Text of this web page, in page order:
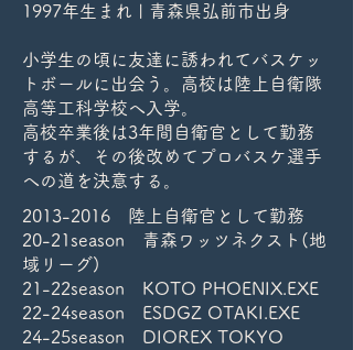
1997年生まれ | 青森県弘前市出身
小学生の頃に友達に誘われてバスケッ
トボールに出会う。高校は陸上自衛隊
高等工科学校へ入学。
高校卒業後は3年間自衛官として勤務
するが、その後改めてプロバスケ選手
への道を決意する。
​2013-2016 陸上自衛官として勤務
20-21season 青森ワッツネクスト(地
域リーグ)
21-22season KOTO PHOENIX.EXE
22-24season ESDGZ OTAKI.EXE
24-25season DIOREX TOKYO